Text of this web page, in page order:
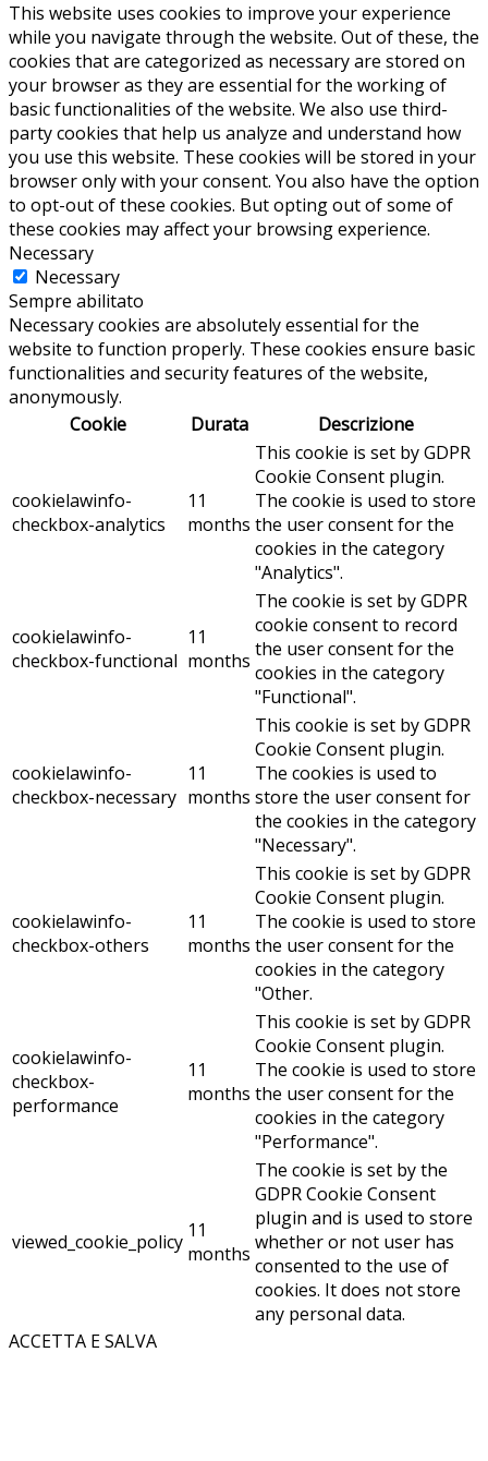
This website uses cookies to improve your experience
while you navigate through the website. Out of these, the
cookies that are categorized as necessary are stored on
your browser as they are essential for the working of
basic functionalities of the website. We also use third-
party cookies that help us analyze and understand how
you use this website. These cookies will be stored in your
browser only with your consent. You also have the option
to opt-out of these cookies. But opting out of some of
these cookies may affect your browsing experience.
Necessary
Necessary
Sempre abilitato
Necessary cookies are absolutely essential for the
website to function properly. These cookies ensure basic
functionalities and security features of the website,
anonymously.
Cookie
Durata Descrizione
cookielawinfo-
checkbox-analytics
11
months
This cookie is set by GDPR
Cookie Consent plugin.
The cookie is used to store
the user consent for the
cookies in the category
"Analytics".
cookielawinfo-
checkbox-functional
11
months
The cookie is set by GDPR
cookie consent to record
the user consent for the
cookies in the category
"Functional".
cookielawinfo-
checkbox-necessary
11
months
This cookie is set by GDPR
Cookie Consent plugin.
The cookies is used to
store the user consent for
the cookies in the category
"Necessary".
cookielawinfo-
checkbox-others
11
months
This cookie is set by GDPR
Cookie Consent plugin.
The cookie is used to store
the user consent for the
cookies in the category
"Other.
cookielawinfo-
checkbox-
performance
11
months
This cookie is set by GDPR
Cookie Consent plugin.
The cookie is used to store
the user consent for the
cookies in the category
"Performance".
viewed_cookie_policy 11
months
The cookie is set by the
GDPR Cookie Consent
plugin and is used to store
whether or not user has
consented to the use of
cookies. It does not store
any personal data.
ACCETTA E SALVA